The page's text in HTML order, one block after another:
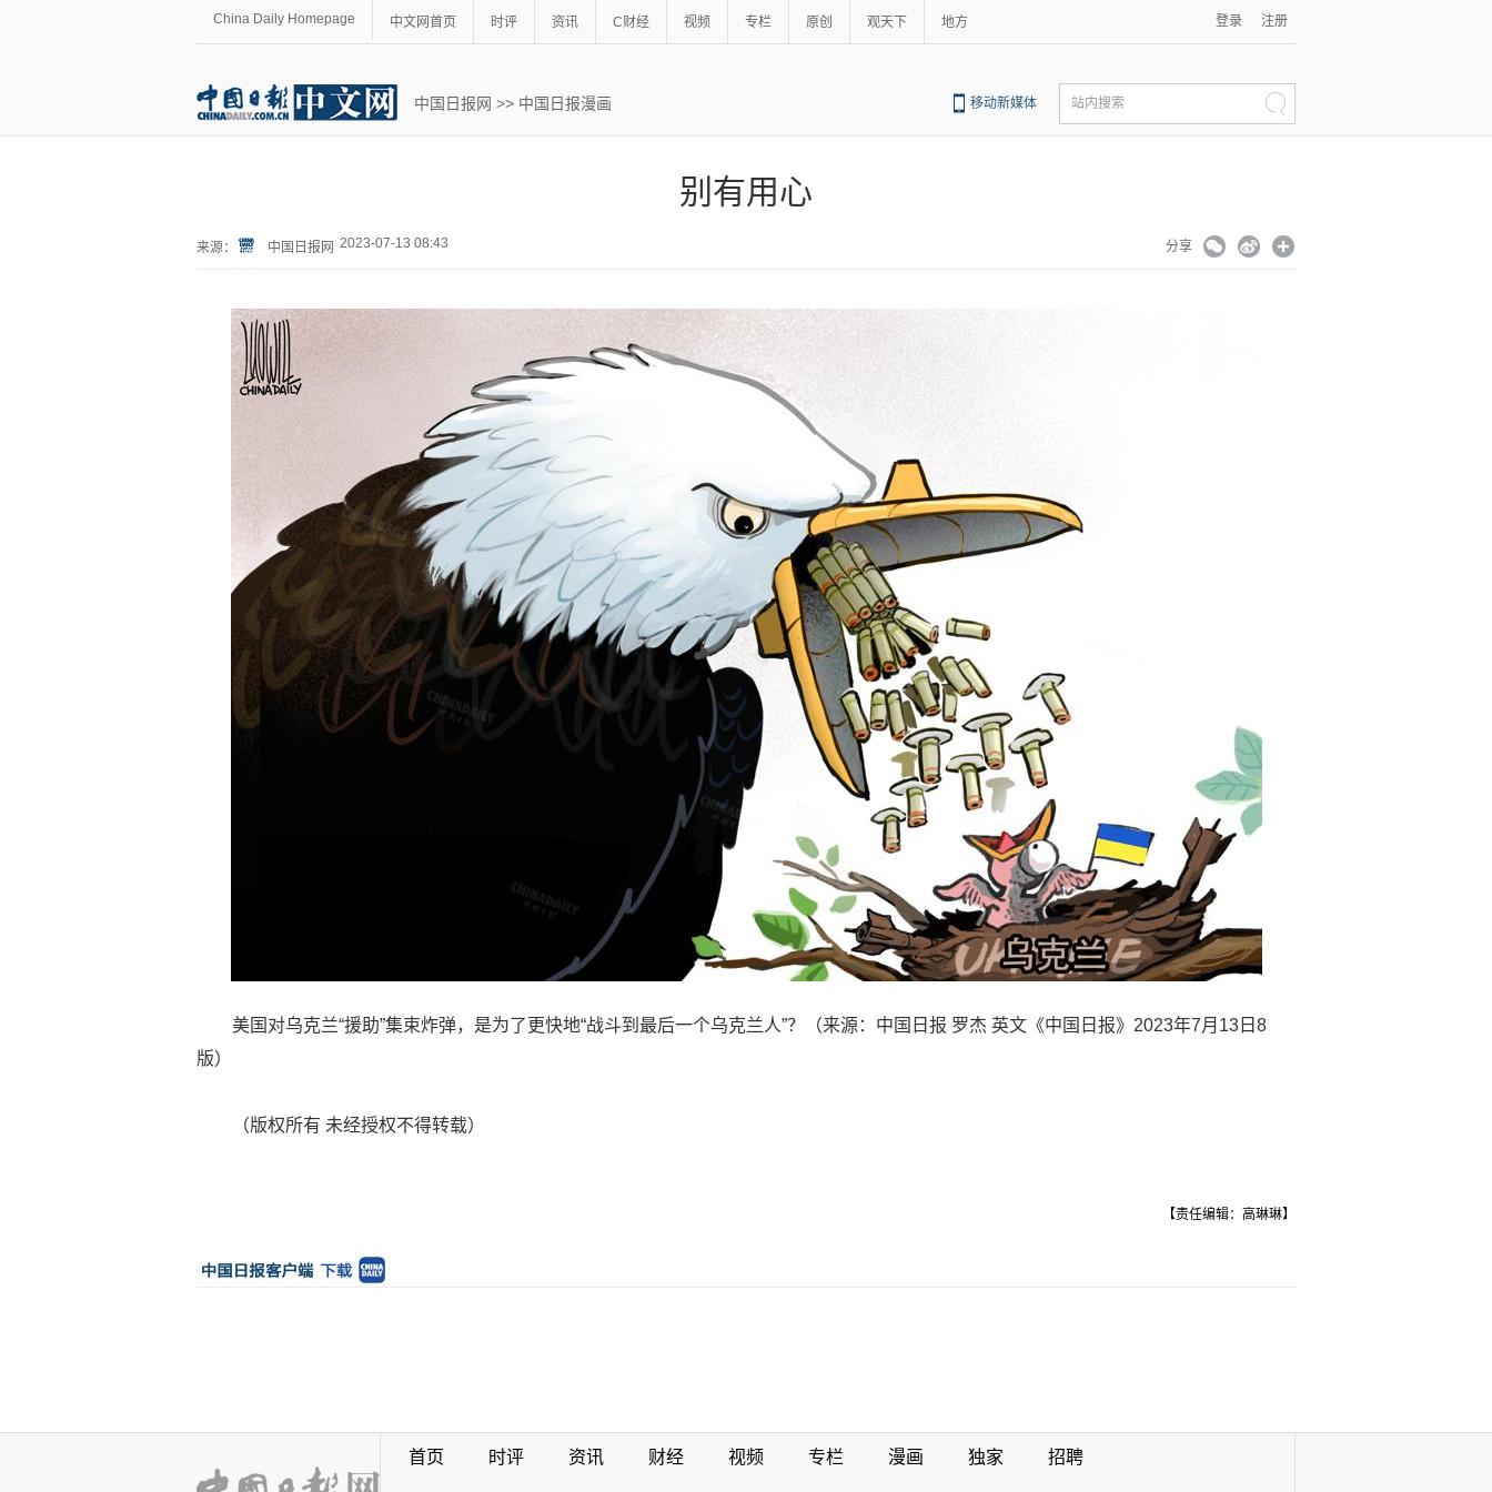
China Daily Homepage 中文网首页 时评 资讯 C财经 视频 专栏 原创 观天下 地方 登录 注册
中国日报网 >> 中国日报漫画 移动新媒体 站内搜索
别有用心
来源： 中国日报网 2023-07-13 08:43 分享
美国对乌克兰“援助”集束炸弹，是为了更快地“战斗到最后一个乌克兰人”？（来源：中国日报 罗杰 英文《中国日报》2023年7月13日8
版）
（版权所有 未经授权不得转载）
【责任编辑：高琳琳】
首页 时评 资讯 财经 视频 专栏 漫画 独家 招聘